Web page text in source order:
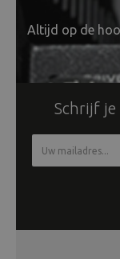
Altijd op de
Schrijf